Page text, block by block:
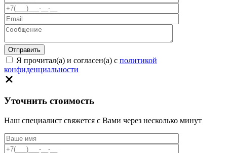
Я прочитал(а) и согласен(а) с политикой
конфиденциальности
Уточнить стоимость
Наш специалист свяжется с Вами через несколько минут